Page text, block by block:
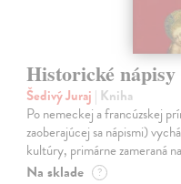
Historické nápisy
Šedivý Juraj | Kniha
Po nemeckej a francúzskej
zaoberajúcej sa nápismi)
kultúry, primárne zameraná
Na sklade ?